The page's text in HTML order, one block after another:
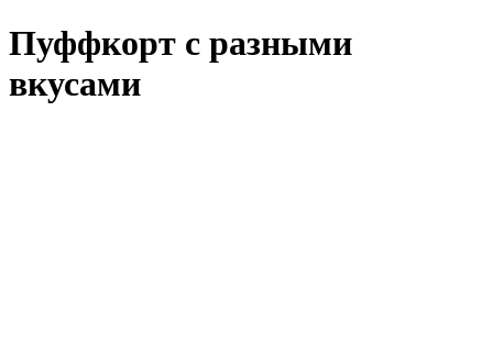
Пуффкорт с разными
вкусами